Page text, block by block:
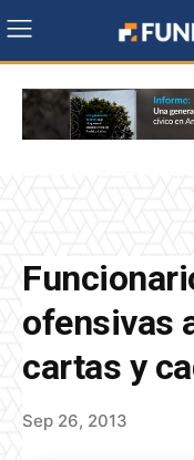
ofensivas
cartas y
Sep 26, 2013